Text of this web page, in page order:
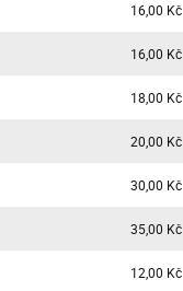
16,00 Kč
16,00 Kč
18,00 Kč
20,00 Kč
30,00 Kč
35,00 Kč
12,00 Kč